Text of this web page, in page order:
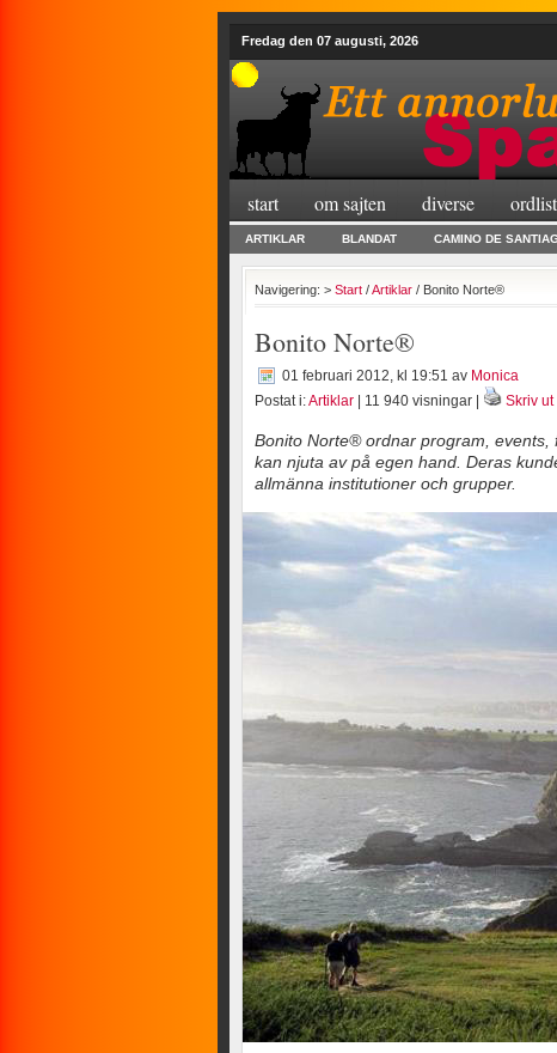
Fredag den 07 augusti, 2026
start om sajten diverse
ARTIKLAR BLANDAT CAMINO DE
Navigering: > Start /Artiklar / Bonito Norte®
Bonito Norte®
01 februari 2012, kl 19:51 av Monica
Postat i:Artiklar | 11 940 visningar | Skriv ut
Bonito Norte® ordnar program,
kan njuta av på egen hand. Deras
allmänna institutioner och grupper.